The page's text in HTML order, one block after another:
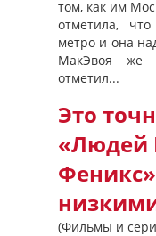
том, как им
отметила,
метро и она
МакЭвоя же
отметил...
Это
«Людей
(Фильмы и